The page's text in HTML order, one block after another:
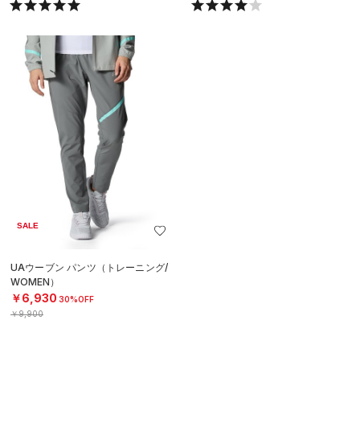
SALE
UAウーブン パンツ（トレーニング/
WOMEN）
￥6,930 30%OFF
￥9,900